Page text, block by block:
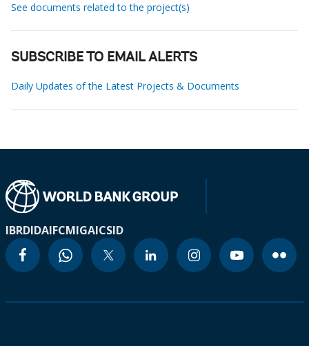
See documents related to the project(s)
SUBSCRIBE TO EMAIL ALERTS
Daily Updates of the Latest Projects & Documents
IBRDIDAIFCMIGAICSID